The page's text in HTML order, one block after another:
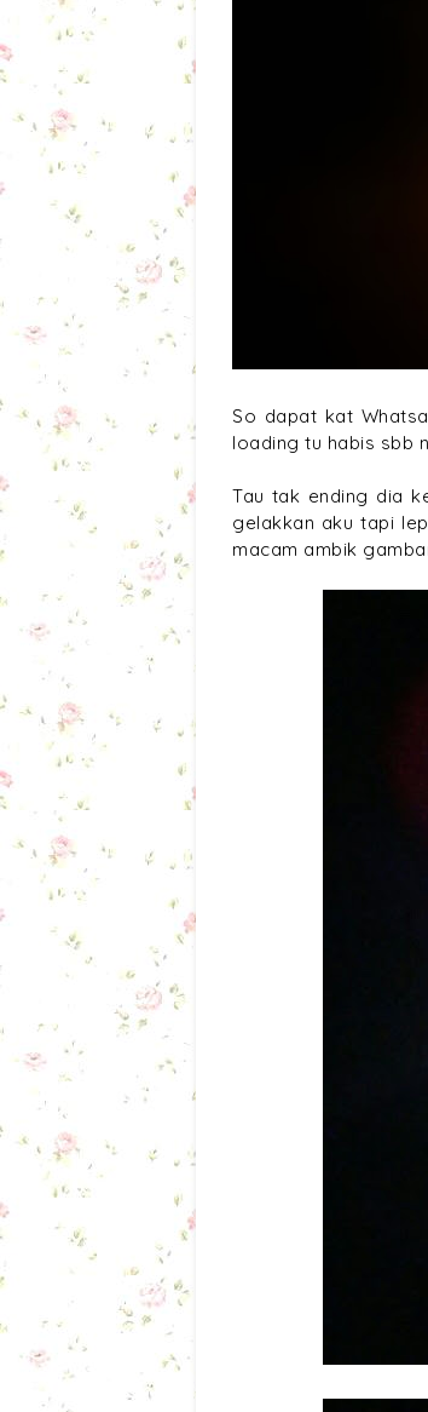
So dapat kat
loading tu habis sbb
Tau tak ending dia
gelakkan aku tapi
macam ambik